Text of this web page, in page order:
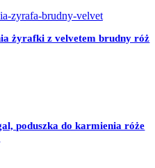
żyrafki z velvetem brudny róż
poduszka do karmienia róże